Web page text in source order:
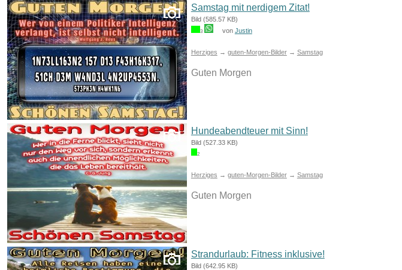
Samstag mit nerdigem Zitat!
Bild (585.57 KB)
3 von Justin
Herziges → guten-Morgen-Bilder→ Samstag
Guten Morgen
Hundeabendteuer mit Sinn!
Bild (527.33 KB)
2
Herziges → guten-Morgen-Bilder→ Samstag
Guten Morgen
Strandurlaub: Fitness inklusive!
Bild (642.95 KB)